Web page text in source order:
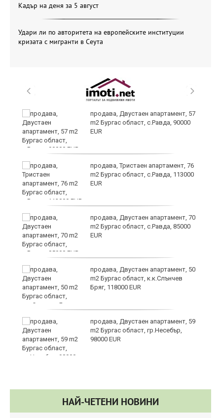
Кадър на деня за 5 август
Удари ли по авторитета на европейските институции
кризата с мигранти в Сеута
продава, Двустаен апартамент, 57
m2 Бургас област, с.Равда, 90000
EUR
продава, Тристаен апартамент, 76
m2 Бургас област, с.Равда, 113000
EUR
продава, Двустаен апартамент, 70
m2 Бургас област, с.Равда, 85000
EUR
продава, Двустаен апартамент, 50
m2 Бургас област, к.к.Слънчев
Бряг, 118000 EUR
продава, Двустаен апартамент, 59
m2 Бургас област, гр.Несебър,
98000 EUR
НАЙ-ЧЕТЕНИ НОВИНИ